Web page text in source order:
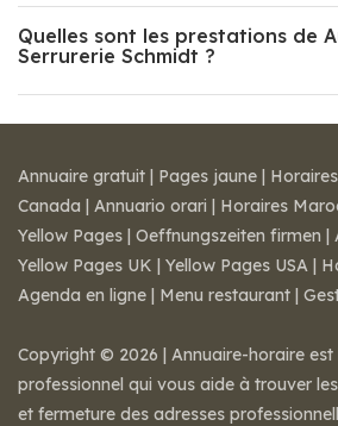
Quelles sont les prestations de
Serrurerie Schmidt ?
Annuaire gratuit | Pages jaune |
Canada | Annuario orari | Horaires
Yellow Pages | Oeffnungszeiten firmen |
Yellow Pages UK | Yellow Pages USA |
Agenda en ligne | Menu restaurant |
Copyright © 2026 | Annuaire-horaire est
professionnel qui vous aide à trouver
et fermeture des adresses